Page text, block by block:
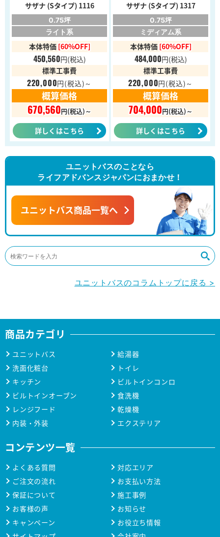
サザナ (Sタイプ) 1116
0.75坪
ライト系
本体特価 [60%OFF]
450,560円(税込)
標準工事費
220,000円(税込)～
概算価格
670,560円(税込)～
詳しくはこちら
サザナ (Sタイプ) 1317
0.75坪
ミディアム系
本体特価 [60%OFF]
484,000円(税込)
標準工事費
220,000円(税込)～
概算価格
704,000円(税込)～
詳しくはこちら
ユニットバスのことなら
ライフアドバンスジャパンにおまかせ！
ユニットバス商品一覧へ
ユニットバスのコラムトップに戻る >
商品カテゴリ
ユニットバス
給湯器
洗面化粧台
トイレ
キッチン
ビルトインコンロ
ビルトインオーブン
食洗機
レンジフード
乾燥機
内装・外装
エクステリア
コンテンツ一覧
よくある質問
対応エリア
ご注文の流れ
お支払い方法
保証について
施工事例
お客様の声
お知らせ
キャンペーン
お役立ち情報